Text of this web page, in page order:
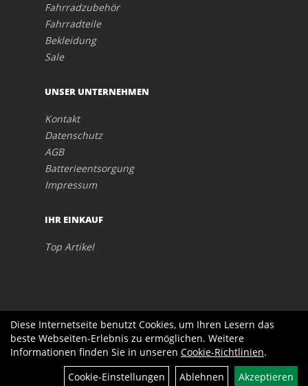
Fahrradzubehör
Fahrradteile
Bekleidung
Sale
UNSER UNTERNEHMEN
Kontakt
Datenschutz
AGB
Batterieentsorgung
Impressum
IHR EINKAUF
Top Artikel
Diese Internetseite benutzt Cookies, um Ihren Lesern das
beste Webseiten-Erlebnis zu ermöglichen. Weitere
Informationen finden Sie in unseren Cookie-Richtlinien.
Cookie-Einstellungen
Ablehnen Akzeptieren